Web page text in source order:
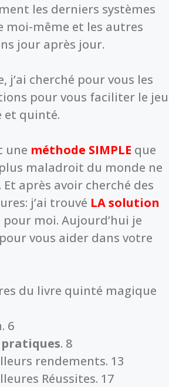
les derniers systèmes
moi-même et les autres
jour après jour.
j’ai cherché pour vous les
pour vous faciliter le jeu
et quinté.
une méthode SIMPLE que
maladroit du monde ne
après avoir cherché des
j’ai trouvé LA solution
moi. Aujourd’hui je
vous aider dans votre
du livre quinté magique
6
pratiques. 8
rendements. 13
Réussites. 17